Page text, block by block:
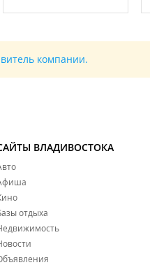
компании.
ВЛАДИВОСТОКА
отдыха